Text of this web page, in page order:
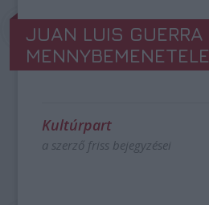
JUAN LUIS GUERRA
MENNYBEMENETELE
Kultúrpart
a szerző friss bejegyzései